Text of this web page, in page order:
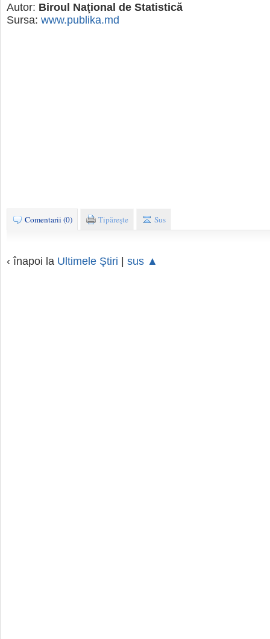
Autor: Biroul Naţional de Statistică
Sursa: www.publika.md
Comentarii (0) Tipăreşte Sus
‹ înapoi la Ultimele Ştiri | sus ▲